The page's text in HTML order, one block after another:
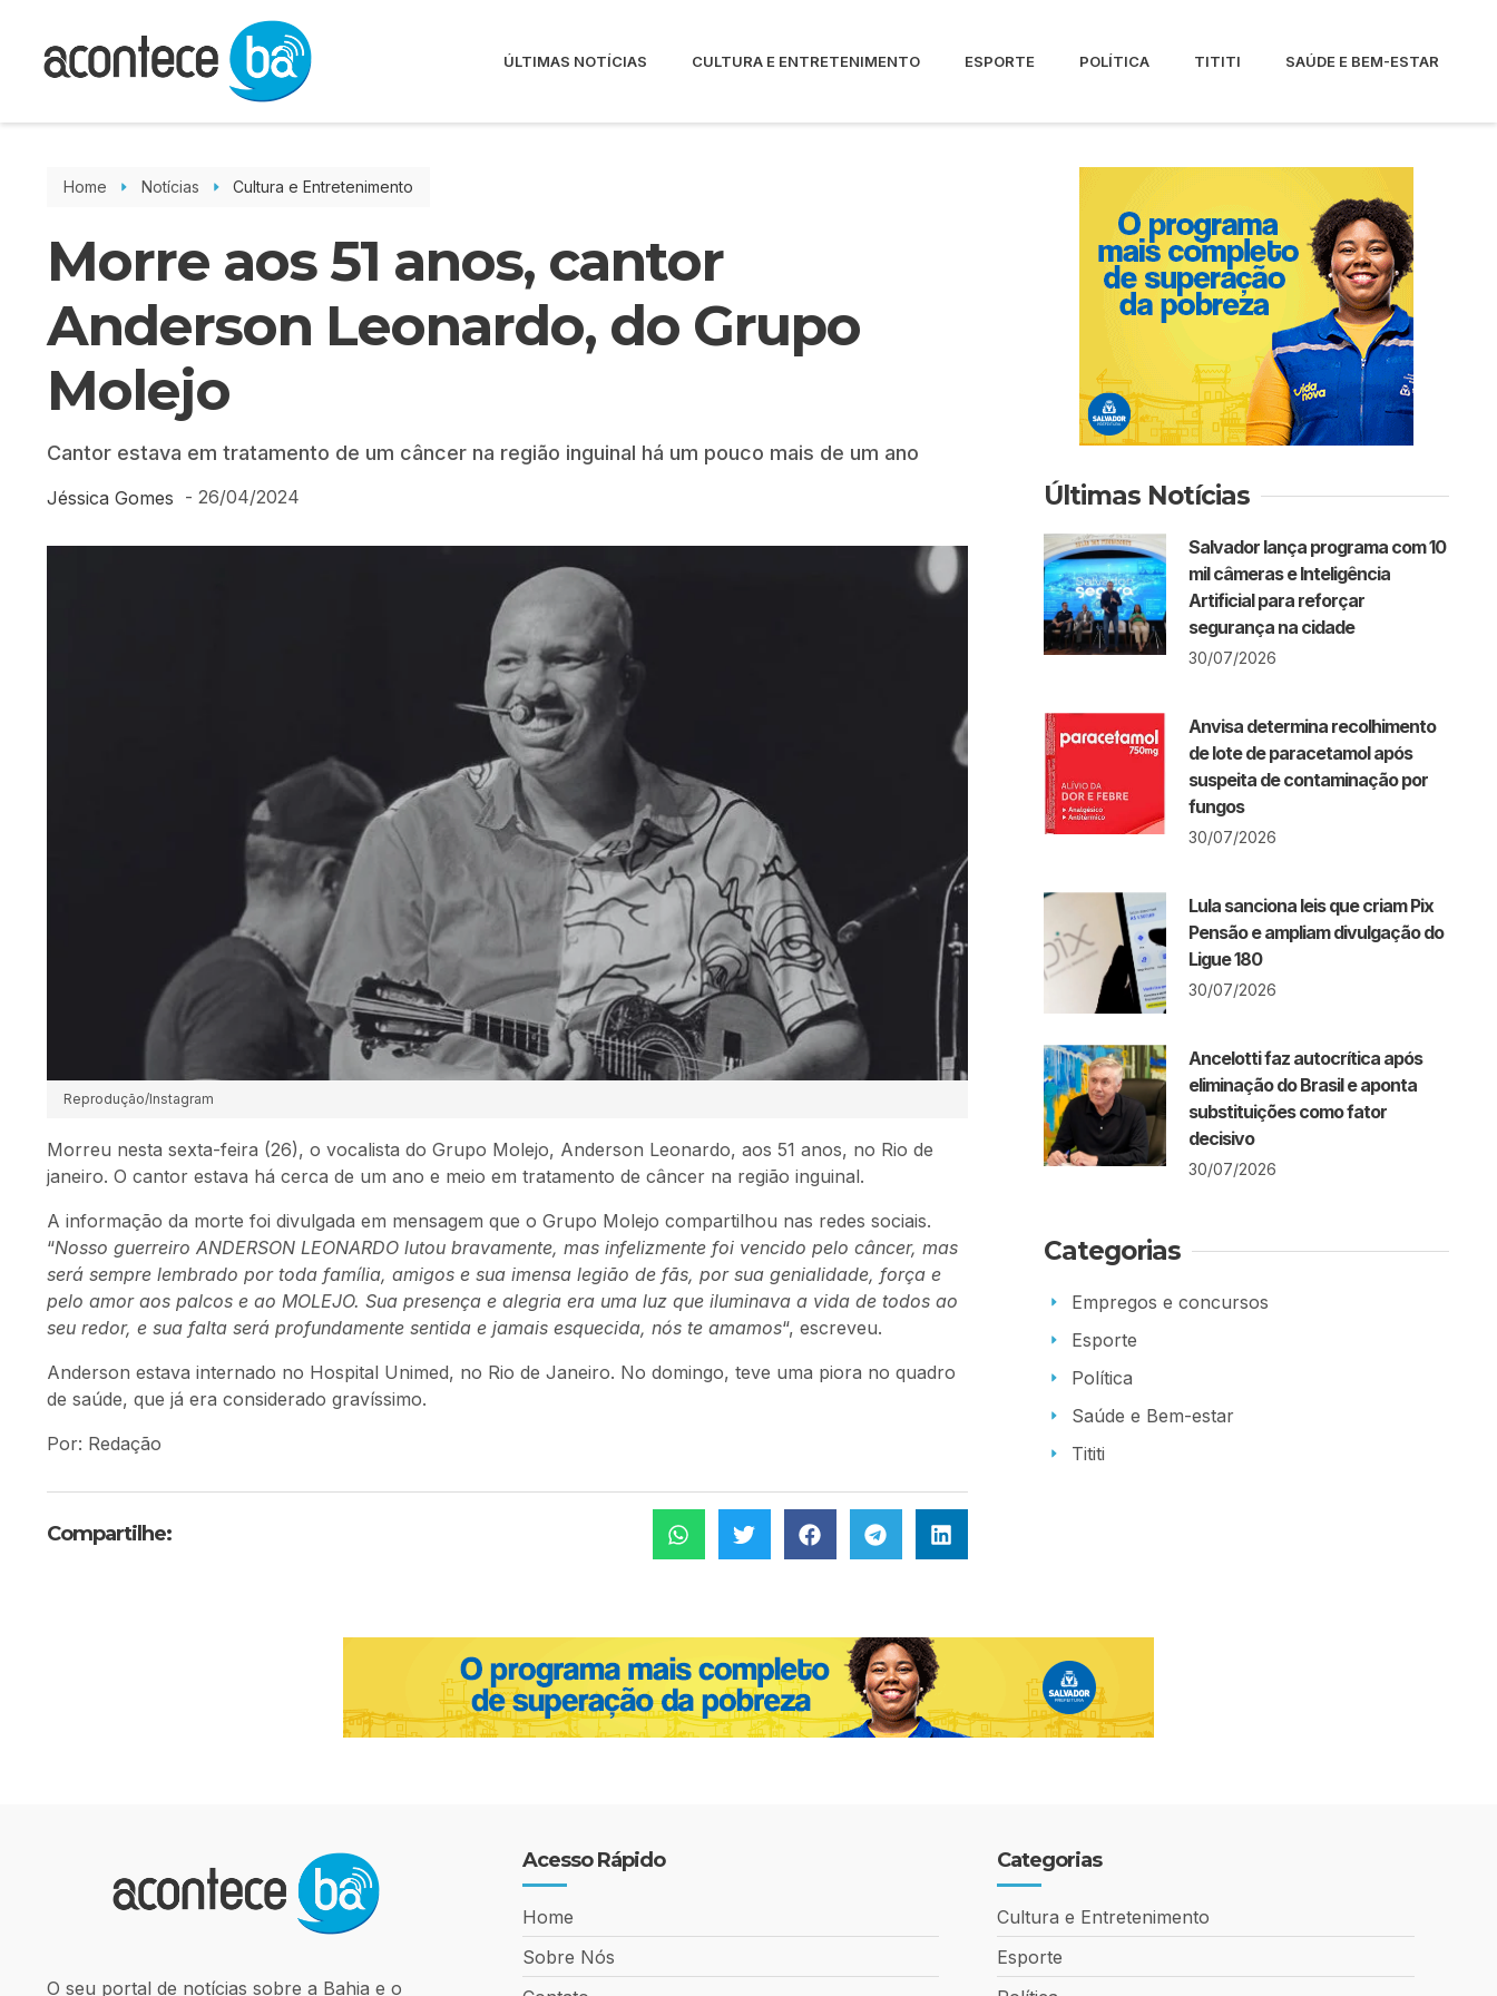
ÚLTIMAS NOTÍCIAS CULTURA E ENTRETENIMENTO ESPORTE POLÍTICA TITITI SAÚDE E BEM-ESTAR
Home Notícias Cultura e Entretenimento
Morre aos 51 anos, cantor
Anderson Leonardo, do Grupo
Molejo
Cantor estava em tratamento de um câncer na região inguinal há um pouco mais de um ano
Jéssica Gomes - 26/04/2024
Reprodução/Instagram
Morreu nesta sexta-feira (26), o vocalista do Grupo Molejo, Anderson Leonardo, aos 51 anos, no Rio de
janeiro. O cantor estava há cerca de um ano e meio em tratamento de câncer na região inguinal.
A informação da morte foi divulgada em mensagem que o Grupo Molejo compartilhou nas redes sociais.
“Nosso guerreiro ANDERSON LEONARDO lutou bravamente, mas infelizmente foi vencido pelo câncer, mas
será sempre lembrado por toda família, amigos e sua imensa legião de fãs, por sua genialidade, força e
pelo amor aos palcos e ao MOLEJO. Sua presença e alegria era uma luz que iluminava a vida de todos ao
seu redor, e sua falta será profundamente sentida e jamais esquecida, nós te amamos“, escreveu.
Anderson estava internado no Hospital Unimed, no Rio de Janeiro. No domingo, teve uma piora no quadro
de saúde, que já era considerado gravíssimo.
Por: Redação
Compartilhe:
Últimas Notícias
Salvador lança programa com 10
mil câmeras e Inteligência
Artificial para reforçar
segurança na cidade
30/07/2026
Anvisa determina recolhimento
de lote de paracetamol após
suspeita de contaminação por
fungos
30/07/2026
Lula sanciona leis que criam Pix
Pensão e ampliam divulgação do
Ligue 180
30/07/2026
Ancelotti faz autocrítica após
eliminação do Brasil e aponta
substituições como fator
decisivo
30/07/2026
Categorias
Empregos e concursos
Esporte
Política
Saúde e Bem-estar
Tititi
O seu portal de notícias sobre a Bahia e o
Acesso Rápido
Home
Sobre Nós
Categorias
Cultura e Entretenimento
Esporte